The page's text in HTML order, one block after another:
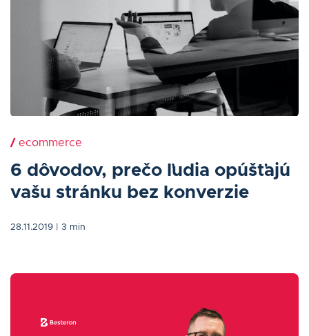
/ ecommerce
6 dôvodov, prečo ľudia opúšťajú
vašu stránku bez konverzie
28.11.2019 | 3 min